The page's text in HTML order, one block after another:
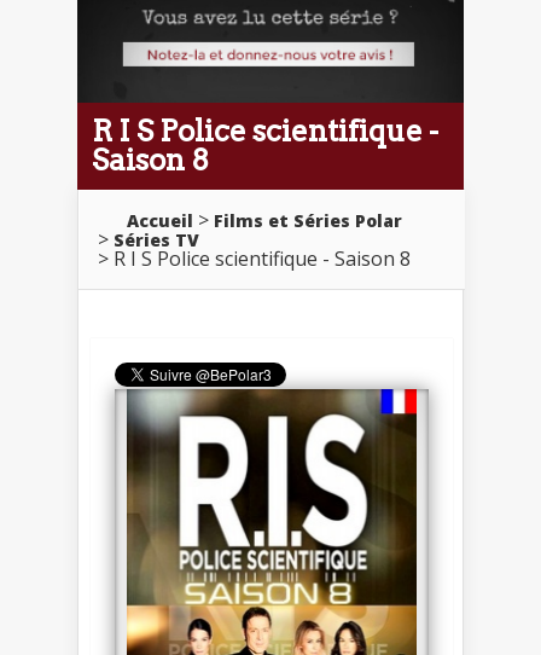
R I S Police scientifique -
Saison 8
Accueil
Films et Séries Polar
Séries TV
R I S Police scientifique - Saison 8